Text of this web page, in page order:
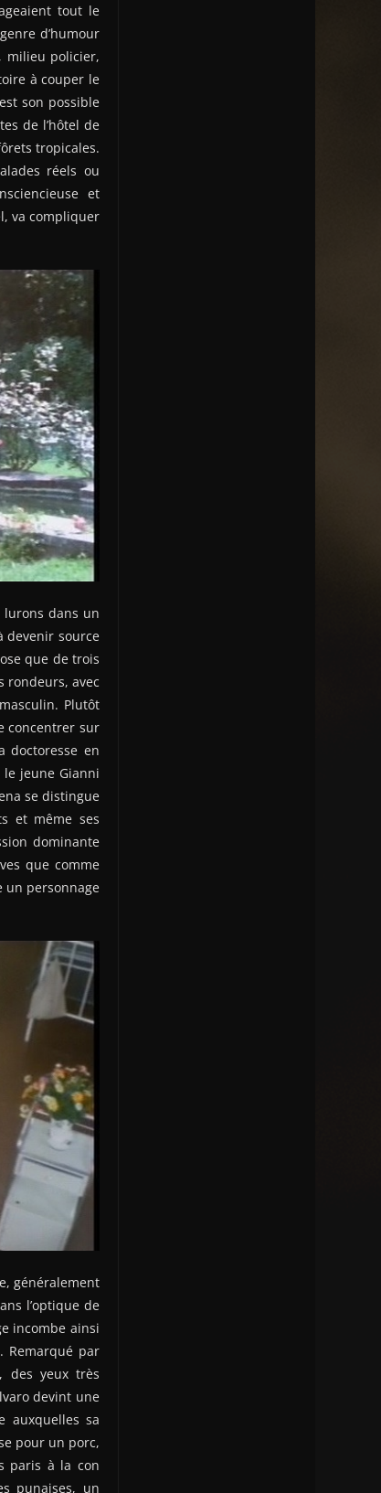
tout le
d’humour
milieu policier,
à couper le
son possible
de l’hôtel de
tropicales.
réels ou
et
va compliquer
lurons dans un
devenir source
que de trois
rondeurs, avec
Plutôt
concentrer sur
doctoresse en
le jeune Gianni
se distingue
et même ses
dominante
que comme
un personnage
généralement
l’optique de
incombe ainsi
Remarqué par
des yeux très
devint une
auxquelles sa
pour un porc,
paris à la con
punaises, un